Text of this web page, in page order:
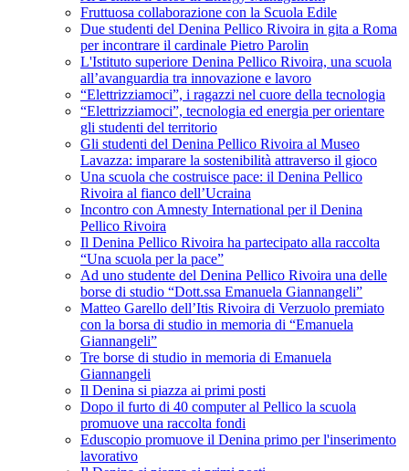
Fruttuosa collaborazione con la Scuola Edile
Due studenti del Denina Pellico Rivoira in gita a Roma
per incontrare il cardinale Pietro Parolin
L'Istituto superiore Denina Pellico Rivoira, una scuola
all’avanguardia tra innovazione e lavoro
“Elettrizziamoci”, i ragazzi nel cuore della tecnologia
“Elettrizziamoci”, tecnologia ed energia per orientare
gli studenti del territorio
Gli studenti del Denina Pellico Rivoira al Museo
Lavazza: imparare la sostenibilità attraverso il gioco
Una scuola che costruisce pace: il Denina Pellico
Rivoira al fianco dell’Ucraina
Incontro con Amnesty International per il Denina
Pellico Rivoira
Il Denina Pellico Rivoira ha partecipato alla raccolta
“Una scuola per la pace”
Ad uno studente del Denina Pellico Rivoira una delle
borse di studio “Dott.ssa Emanuela Giannangeli”
Matteo Garello dell’Itis Rivoira di Verzuolo premiato
con la borsa di studio in memoria di “Emanuela
Giannangeli”
Tre borse di studio in memoria di Emanuela
Giannangeli
Il Denina si piazza ai primi posti
Dopo il furto di 40 computer al Pellico la scuola
promuove una raccolta fondi
Eduscopio promuove il Denina primo per l'inserimento
lavorativo